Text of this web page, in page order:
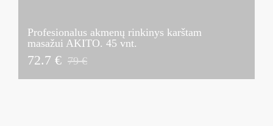
Profesionalus akmenų rinkinys karštam
masažui AKITO. 45 vnt.
72.7 € 79 €